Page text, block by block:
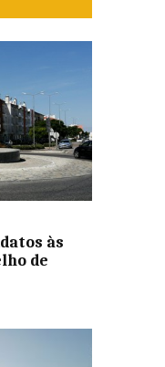
às
de